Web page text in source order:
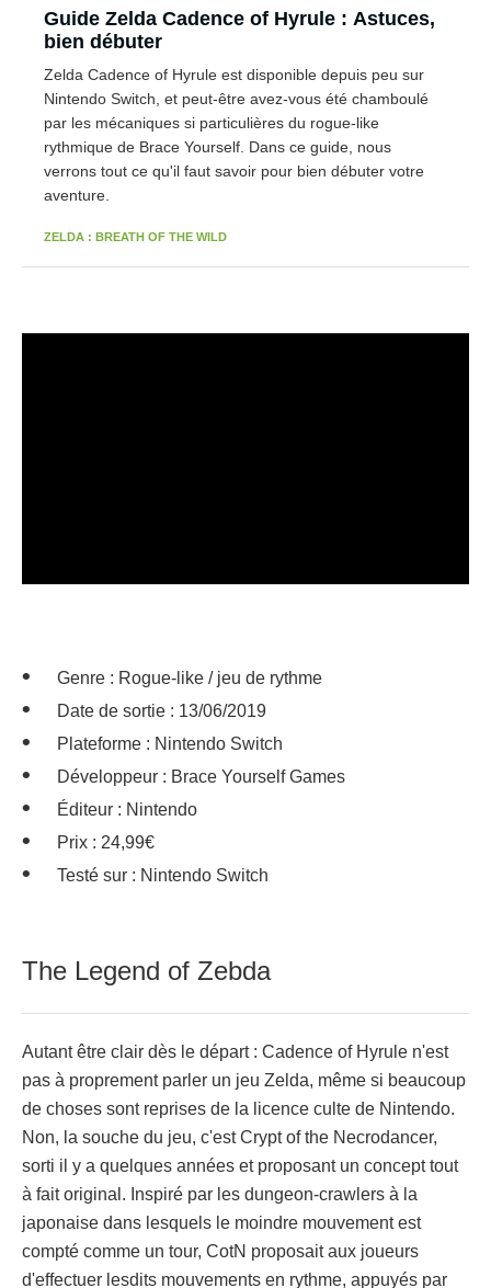
Guide Zelda Cadence of Hyrule : Astuces,
bien débuter
Zelda Cadence of Hyrule est disponible depuis peu sur
Nintendo Switch, et peut-être avez-vous été chamboulé
par les mécaniques si particulières du rogue-like
rythmique de Brace Yourself. Dans ce guide, nous
verrons tout ce qu'il faut savoir pour bien débuter votre
aventure.
ZELDA : BREATH OF THE WILD
Genre : Rogue-like / jeu de rythme
Date de sortie : 13/06/2019
Plateforme : Nintendo Switch
Développeur : Brace Yourself Games
Éditeur : Nintendo
Prix : 24,99€
Testé sur : Nintendo Switch
The Legend of Zebda
Autant être clair dès le départ : Cadence of Hyrule n'est
pas à proprement parler un jeu Zelda, même si beaucoup
de choses sont reprises de la licence culte de Nintendo.
Non, la souche du jeu, c'est Crypt of the Necrodancer,
sorti il y a quelques années et proposant un concept tout
à fait original. Inspiré par les dungeon-crawlers à la
japonaise dans lesquels le moindre mouvement est
compté comme un tour, CotN proposait aux joueurs
d'effectuer lesdits mouvements en rythme, appuyés par